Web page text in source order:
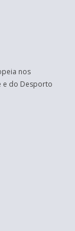
nos
e do Desporto